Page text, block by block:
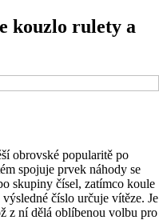
kouzlo rulety a
obrovské popularitě po
spojuje prvek náhody se
skupiny čísel, zatímco koule
číslo určuje vítěze. Je
z ní dělá oblíbenou volbu pro